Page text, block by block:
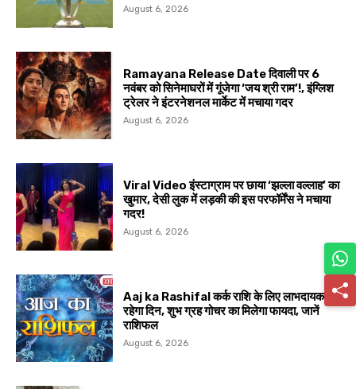
August 6, 2026
Ramayana Release Date दिवाली पर 6
नवंबर को सिनेमाघरों में गूंजेगा ‘जय श्री राम’!, इंग्लिश
ट्रेलर ने इंटरनेशनल मार्केट में मचाया गदर
August 6, 2026
Viral Video इंस्टाग्राम पर छाया ‘झल्ला वल्लाह’ का
खुमार, देसी लुक में लड़की की इस परफॉर्मेंस ने मचाया
गदर!
August 6, 2026
Aaj ka Rashifal कर्क राशि के लिए लाभदायक
रहेगा दिन, शुभ ग्रह गोचर का मिलेगा फायदा, जानें
राशिफल
August 6, 2026